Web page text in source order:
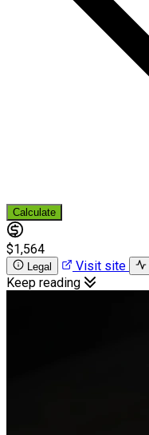
Calculate
$1,564
Legal Visit site
Keep reading